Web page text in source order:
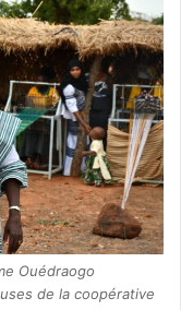
Ouédraogo
de la coopérative